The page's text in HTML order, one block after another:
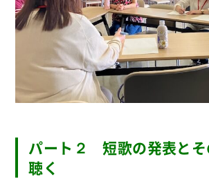
パート２ 短歌の発表とそ
聴く